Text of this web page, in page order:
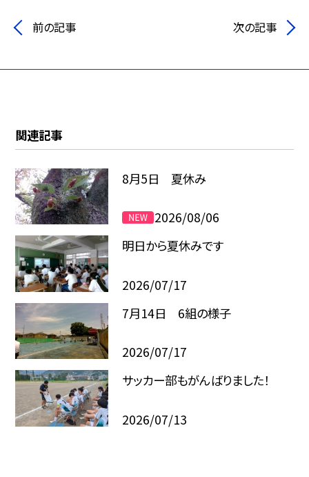
前の記事 次の記事
関連記事
8月5日 夏休み
2026/08/06
明日から夏休みです
2026/07/17
7月14日 6組の様子
2026/07/17
サッカー部もがんばりました！
2026/07/13